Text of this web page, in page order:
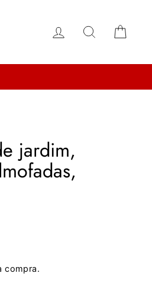
Iniciar sessão
Pesquisar
jardim,
compra.